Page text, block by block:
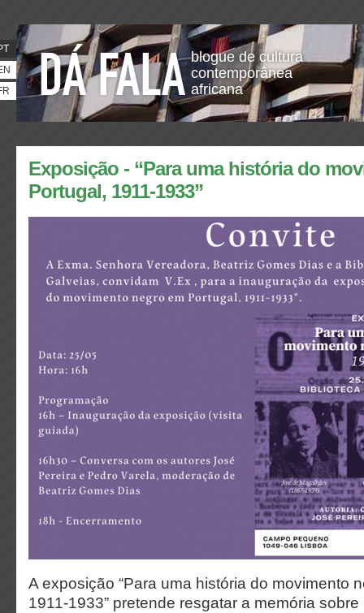
blogue de cultura
contemporânea
africana
Exposição - “Para uma história do
Portugal, 1911-1933”
A exposição “Para uma história do movimento
1911-1933” pretende resgatar a memória